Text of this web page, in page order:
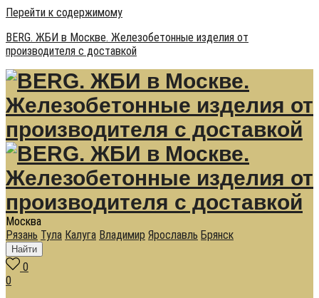
Перейти к содержимому
BERG. ЖБИ в Москве. Железобетонные изделия от
производителя с доставкой
Москва
Рязань Тула Калуга Владимир Ярославль Брянск
Найти
0
0